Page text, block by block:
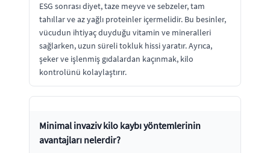
ESG sonrası diyet, taze meyve ve sebzeler, tam
tahıllar ve az yağlı proteinler içermelidir. Bu besinler,
vücudun ihtiyaç duyduğu vitamin ve mineralleri
sağlarken, uzun süreli tokluk hissi yaratır. Ayrıca,
şeker ve işlenmiş gıdalardan kaçınmak, kilo
kontrolünü kolaylaştırır.
Minimal invaziv kilo kaybı yöntemlerinin
avantajları nelerdir?